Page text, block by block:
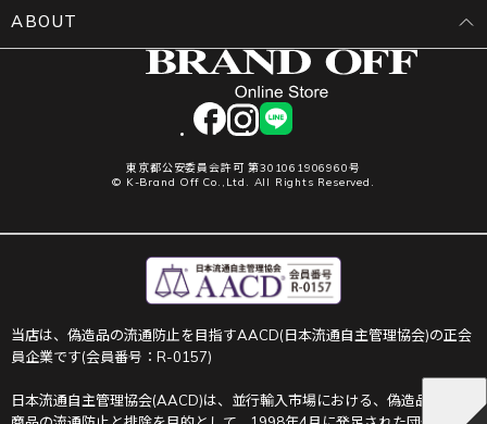
facebookinstagram
LINE
東京都公安委員会許可 第301061906960号
© K-Brand Off Co.,Ltd. All Rights Reserved.
ABOUT
当店は、偽造品の流通防止を目指すAACD(日本流通自主管理協会)の正会
員企業です(会員番号：R-0157)
日本流通自主管理協会(AACD)は、並行輸入市場における、偽造品や不正